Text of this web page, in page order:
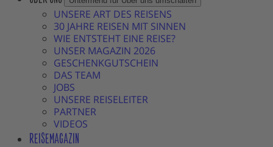
UNSERE ART DES REISENS
30 JAHRE REISEN MIT SINNEN
WIE ENTSTEHT EINE REISE?
UNSER MAGAZIN 2026
GESCHENKGUTSCHEIN
DAS TEAM
JOBS
UNSERE REISELEITER
PARTNER
VIDEOS
REISEMAGAZIN